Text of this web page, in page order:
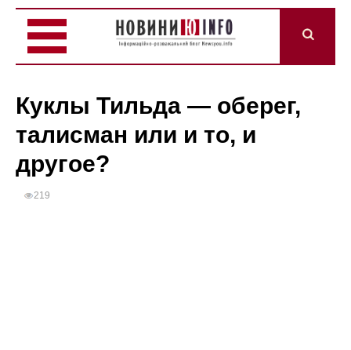
Куклы Тильда — оберег,
талисман или и то, и
другое?
219